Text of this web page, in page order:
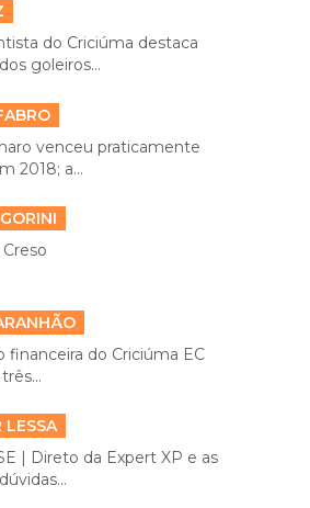
do Criciúma destaca
goleiros...
venceu praticamente
2018; a...
financeira do Criciúma EC
LESSA
| Direto da Expert XP e as